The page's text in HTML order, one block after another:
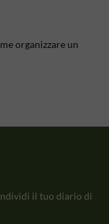
organizzare un
il tuo diario di